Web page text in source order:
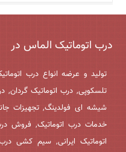
درب اتوماتیک الماس در
تولید و عرضه انواع درب
تلسکوپی, درب اتوماتیک
شیشه ای فولدینگ, تجهیزات
خدمات درب اتوماتیک, فروش
اتوماتیک ایرانی, سیم کشی